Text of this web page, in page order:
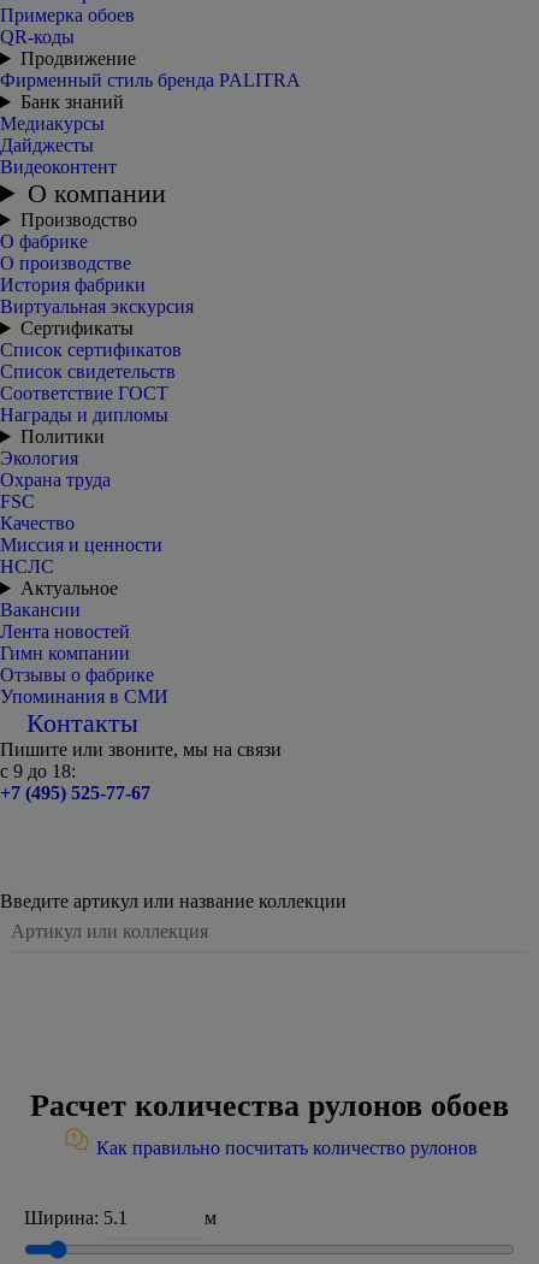
Примерка обоев
QR-коды
Продвижение
Фирменный стиль бренда PALITRA
Банк знаний
Медиакурсы
Дайджесты
Видеоконтент
О компании
Производство
О фабрике
О производстве
История фабрики
Виртуальная экскурсия
Сертификаты
Список сертификатов
Список свидетельств
Соответствие ГОСТ
Награды и дипломы
Политики
Экология
Охрана труда
FSC
Качество
Миссия и ценности
НСЛС
Актуальное
Вакансии
Лента новостей
Гимн компании
Отзывы о фабрике
Упоминания в СМИ
Контакты
Пишите или звоните, мы на связи
с 9 до 18:
+7 (495) 525-77-67
Введите артикул или название коллекции
Расчет количества рулонов обоев
Как правильно посчитать количество рулонов
Ширина: м